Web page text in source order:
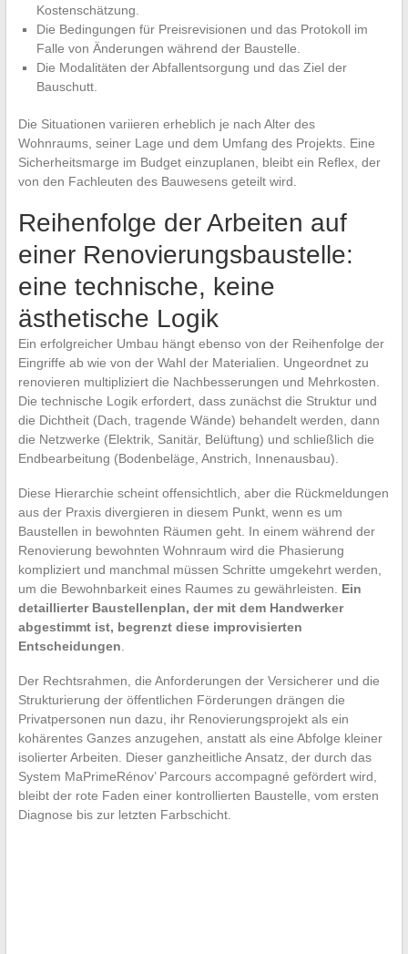
Kostenschätzung.
Die Bedingungen für Preisrevisionen und das Protokoll im
Falle von Änderungen während der Baustelle.
Die Modalitäten der Abfallentsorgung und das Ziel der
Bauschutt.
Die Situationen variieren erheblich je nach Alter des
Wohnraums, seiner Lage und dem Umfang des Projekts. Eine
Sicherheitsmarge im Budget einzuplanen, bleibt ein Reflex, der
von den Fachleuten des Bauwesens geteilt wird.
Reihenfolge der Arbeiten auf
einer Renovierungsbaustelle:
eine technische, keine
ästhetische Logik
Ein erfolgreicher Umbau hängt ebenso von der Reihenfolge der
Eingriffe ab wie von der Wahl der Materialien. Ungeordnet zu
renovieren multipliziert die Nachbesserungen und Mehrkosten.
Die technische Logik erfordert, dass zunächst die Struktur und
die Dichtheit (Dach, tragende Wände) behandelt werden, dann
die Netzwerke (Elektrik, Sanitär, Belüftung) und schließlich die
Endbearbeitung (Bodenbeläge, Anstrich, Innenausbau).
Diese Hierarchie scheint offensichtlich, aber die Rückmeldungen
aus der Praxis divergieren in diesem Punkt, wenn es um
Baustellen in bewohnten Räumen geht. In einem während der
Renovierung bewohnten Wohnraum wird die Phasierung
kompliziert und manchmal müssen Schritte umgekehrt werden,
um die Bewohnbarkeit eines Raumes zu gewährleisten. Ein
detaillierter Baustellenplan, der mit dem Handwerker
abgestimmt ist, begrenzt diese improvisierten
Entscheidungen.
Der Rechtsrahmen, die Anforderungen der Versicherer und die
Strukturierung der öffentlichen Förderungen drängen die
Privatpersonen nun dazu, ihr Renovierungsprojekt als ein
kohärentes Ganzes anzugehen, anstatt als eine Abfolge kleiner
isolierter Arbeiten. Dieser ganzheitliche Ansatz, der durch das
System MaPrimeRénov’ Parcours accompagné gefördert wird,
bleibt der rote Faden einer kontrollierten Baustelle, vom ersten
Diagnose bis zur letzten Farbschicht.